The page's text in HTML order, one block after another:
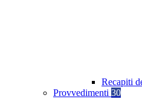
Recapiti
Provvedimenti 30